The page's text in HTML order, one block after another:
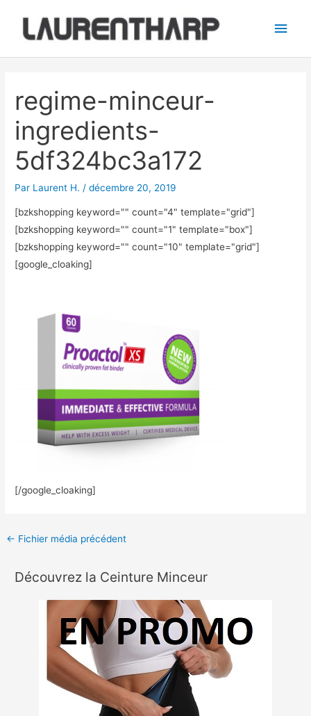
contenu
regime-minceur-
ingredients-
5df324bc3a172
Par Laurent H. /décembre 20, 2019
[bzkshopping keyword="" count="4" template="grid"]
[bzkshopping keyword="" count="1" template="box"]
[bzkshopping keyword="" count="10" template="grid"]
[google_cloaking]
[/google_cloaking]
articles
← Fichier média précédent
Découvrez la Ceinture Minceur